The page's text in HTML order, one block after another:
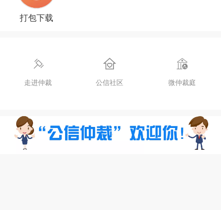
打包下载
走进仲裁 公信社区 微仲裁庭